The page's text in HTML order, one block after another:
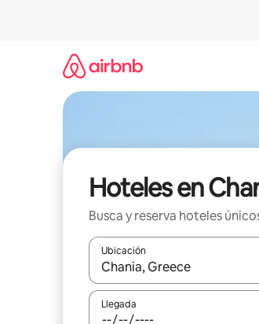
Hoteles en
Busca y reserva hoteles
Ubicación
Cuando los resultados estén
Llegada